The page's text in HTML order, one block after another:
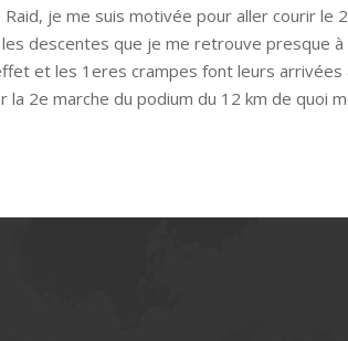
je me suis motivée pour aller courir le
descentes que je me retrouve presque
et les 1eres crampes font leurs arrivées
2e marche du podium du 12 km de quoi